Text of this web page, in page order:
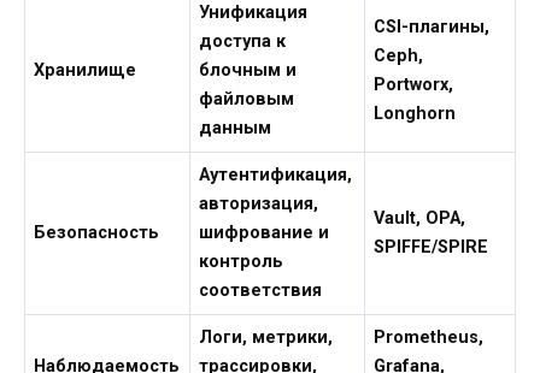
Хранилище
Унификация
доступа к
блочным и
файловым
данным
CSI-плагины,
Ceph,
Portworx,
Longhorn
Безопасность
Аутентификация,
авторизация,
шифрование и
контроль
соответствия
Vault, OPA,
SPIFFE/SPIRE
Наблюдаемость
Логи, метрики,
трассировки,
Prometheus,
Grafana,